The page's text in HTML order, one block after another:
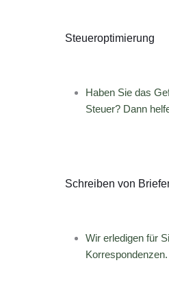
Steueroptimierung
Haben Sie das
Steuer? Dann
Schreiben von
Wir erledigen für